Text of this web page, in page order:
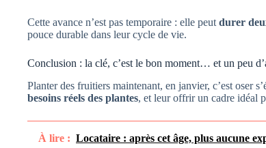
Cette avance n’est pas temporaire : elle peut durer
pouce durable dans leur cycle de vie.
Conclusion : la clé, c’est le bon moment… et un peu
Planter des fruitiers maintenant, en janvier, c’est oser
besoins réels des plantes, et leur offrir un cadre idéal
À lire : Locataire : après cet âge, plus aucune